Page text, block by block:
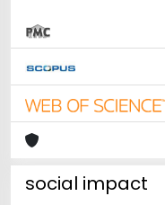
social impact